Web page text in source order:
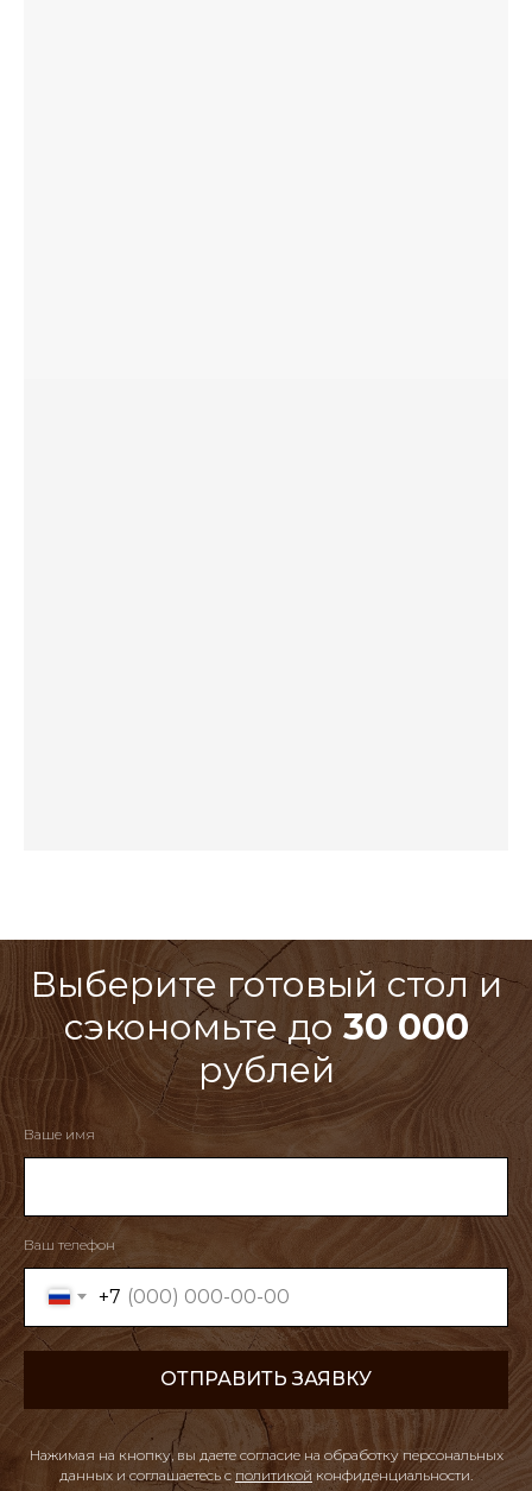
Выберите готовый стол и
сэкономьте до30 000
рублей
Ваше имя
Ваш телефон
+7
ОТПРАВИТЬ ЗАЯВКУ
Нажимая на кнопку, вы даете согласие на обработку персональных
данных и соглашаетесь cполитикой конфиденциальности.